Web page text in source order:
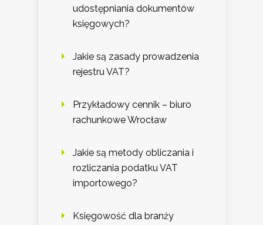
udostępniania dokumentów
księgowych?
Jakie są zasady prowadzenia
rejestru VAT?
Przykładowy cennik – biuro
rachunkowe Wrocław
Jakie są metody obliczania i
rozliczania podatku VAT
importowego?
Księgowość dla branży